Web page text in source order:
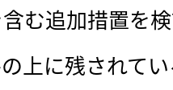
む追加措置を
上に残されて